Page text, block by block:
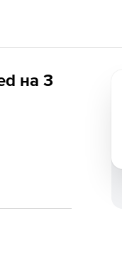
на 3